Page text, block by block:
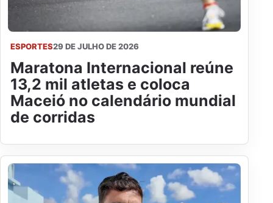
ESPORTES29 DE JULHO DE 2026
Maratona Internacional reúne
13,2 mil atletas e coloca
Maceió no calendário mundial
de corridas